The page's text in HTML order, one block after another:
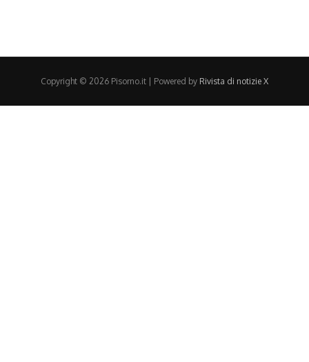
Copyright © 2026 Pisorno.it | Powered by Rivista di notizie X